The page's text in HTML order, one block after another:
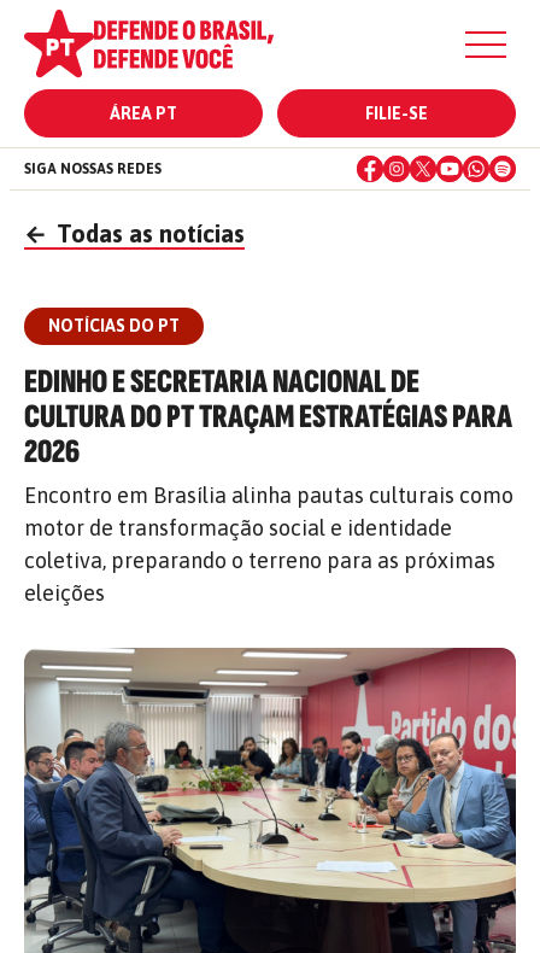
ÁREA PT FILIE-SE
SIGA NOSSAS REDES
← Todas as notícias
NOTÍCIAS DO PT
EDINHO E SECRETARIA NACIONAL DE
CULTURA DO PT TRAÇAM ESTRATÉGIAS PARA
2026
Encontro em Brasília alinha pautas culturais como
motor de transformação social e identidade
coletiva, preparando o terreno para as próximas
eleições